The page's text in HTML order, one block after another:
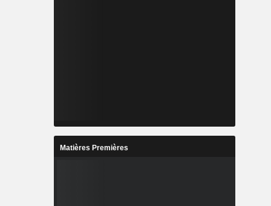
Matières Premières